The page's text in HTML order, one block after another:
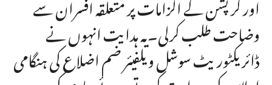
وضاحت طلب کرلی۔یہ ہدایت انہوں نے
ڈائریکٹوریٹ سوشل ویلفیئر ضم اضلاع کی ہنگامی